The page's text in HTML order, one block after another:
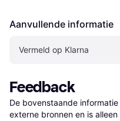
Aanvullende informatie
Vermeld op Klarna
Feedback
De bovenstaande
externe bronnen en is